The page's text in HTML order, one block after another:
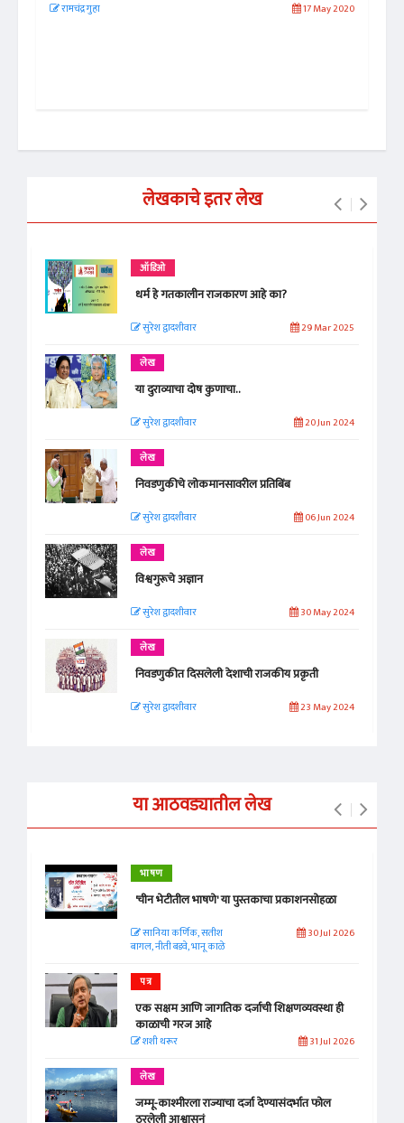
रामचंद्र गुहा 17 May 2020
लेखकाचे इतर लेख
ऑडिओ
धर्म हे गतकालीन राजकारण आहे का?
सुरेश द्वादशीवार 29 Mar 2025
लेख
या दुराव्याचा दोष कुणाचा..
सुरेश द्वादशीवार 20 Jun 2024
लेख
निवडणुकीचे लोकमानसावरील प्रतिबिंब
सुरेश द्वादशीवार 06 Jun 2024
लेख
विश्वगुरूचे अज्ञान
सुरेश द्वादशीवार 30 May 2024
लेख
निवडणुकीत दिसलेली देशाची राजकीय प्रकृती
सुरेश द्वादशीवार 23 May 2024
या आठवड्यातील लेख
भाषण
'चीन भेटीतील भाषणे' या पुस्तकाचा प्रकाशनसोहळा
सानिया कर्णिक, सतीश
बागल, नीती बडवे, भानू काळे
30 Jul 2026
पत्र
एक सक्षम आणि जागतिक दर्जाची शिक्षणव्यवस्था ही
काळाची गरज आहे
शशी थरूर 31 Jul 2026
लेख
जम्मू-काश्मीरला राज्याचा दर्जा देण्यासंदर्भात फोल